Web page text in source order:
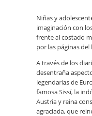
Niñas y
imaginación con
frente al costado
por las páginas del
A través de los
desentraña
legendarias de
famosa Sissí, la
Austria y reina
agraciada, que